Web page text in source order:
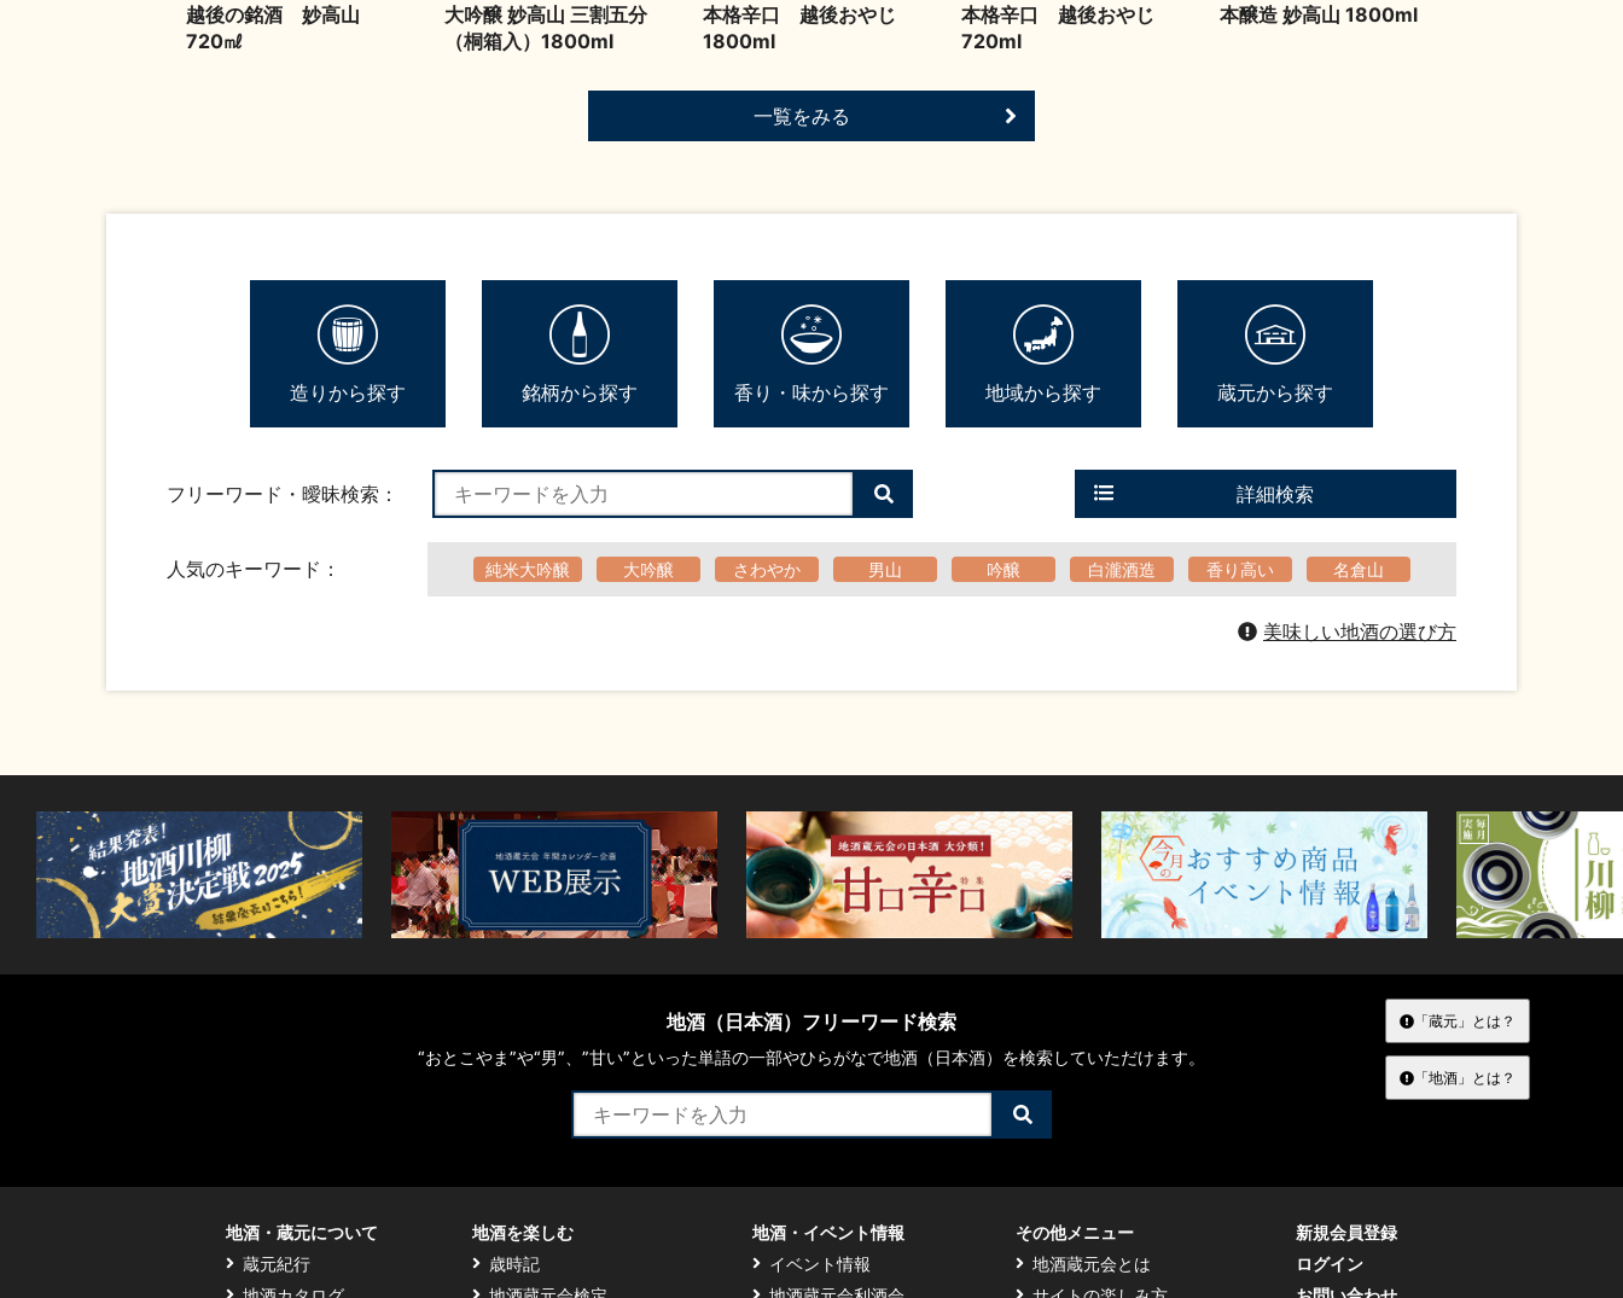
越後の銘酒 妙高山
720㎖
大吟醸 妙高山 三割五分
（桐箱入）1800ml
本格辛口 越後おやじ
1800ml
本格辛口 越後おやじ
720ml
本醸造 妙高山 1800ml
一覧をみる
造りから探す 銘柄から探す 香り・味から探す 地域から探す 蔵元から探す
フリーワード・曖昧検索：
検
索
る
詳細検索
人気のキーワード： 純米大吟醸 大吟醸 さわやか 男山 吟醸 白瀧酒造 香り高い 名倉山
美味しい地酒の選び方
地酒（日本酒）フリーワード検索
“おとこやま”や“男”、”甘い”といった単語の一部やひらがなで地酒（日本酒）を検索していただけます。
検
索
「蔵元」とは？
「地酒」とは？
地酒・蔵元について
蔵元紀行
地酒を楽しむ
歳時記
地酒・イベント情報
イベント情報
その他メニュー
地酒蔵元会とは
新規会員登録
ログイン